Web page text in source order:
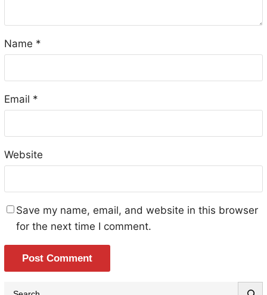
Name *
Email *
Website
Save my name, email, and website in this browser
for the next time I comment.